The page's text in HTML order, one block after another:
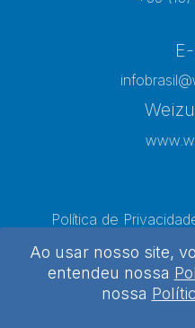
Política de
Weizur 2026 -
Ao usar nosso site,
entendeu nossa
nossa